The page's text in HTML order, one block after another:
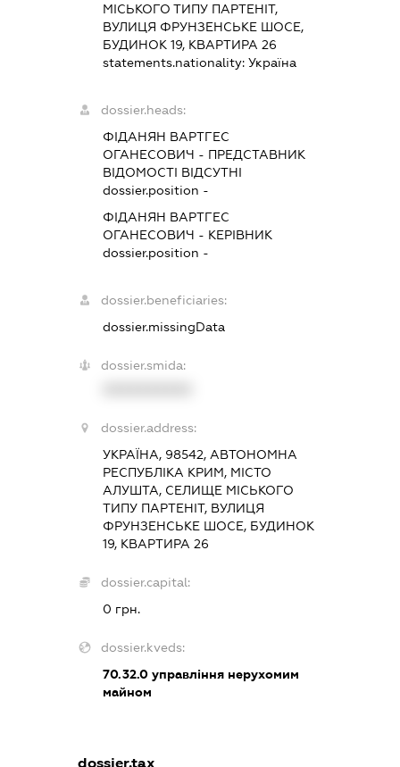
МІСЬКОГО ТИПУ ПАРТЕНІТ,
ВУЛИЦЯ ФРУНЗЕНСЬКЕ ШОСЕ,
БУДИНОК 19, КВАРТИРА 26
statements.nationality:Україна
dossier.heads:
ФІДАНЯН ВАРТГЕС
ОГАНЕСОВИЧ - ПРЕДСТАВНИК
ВІДОМОСТІ ВІДСУТНІ
dossier.position -
ФІДАНЯН ВАРТГЕС
ОГАНЕСОВИЧ - КЕРІВНИК
dossier.position -
dossier.beneficiaries:
dossier.missingData
dossier.smida:
dossier.address:
УКРАЇНА, 98542, АВТОНОМНА
РЕСПУБЛІКА КРИМ, МІСТО
АЛУШТА, СЕЛИЩЕ МІСЬКОГО
ТИПУ ПАРТЕНІТ, ВУЛИЦЯ
ФРУНЗЕНСЬКЕ ШОСЕ, БУДИНОК
19, КВАРТИРА 26
dossier.capital:
0 грн.
dossier.kveds:
70.32.0 управління нерухомим
майном
dossier.tax